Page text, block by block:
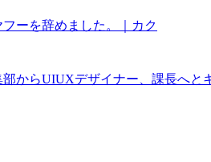
ーを辞めました。｜カク
からUIUXデザイナー、課長へ